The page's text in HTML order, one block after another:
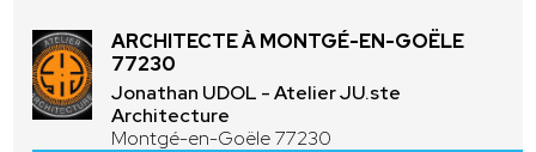
ARCHITECTE À MONTGÉ-EN-GOËLE
77230
Jonathan UDOL - Atelier JU.ste
Architecture
Montgé-en-Goële 77230